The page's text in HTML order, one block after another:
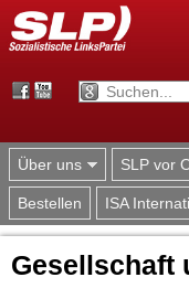
Über uns SLP vor
Bestellen ISA
Gesellschaft